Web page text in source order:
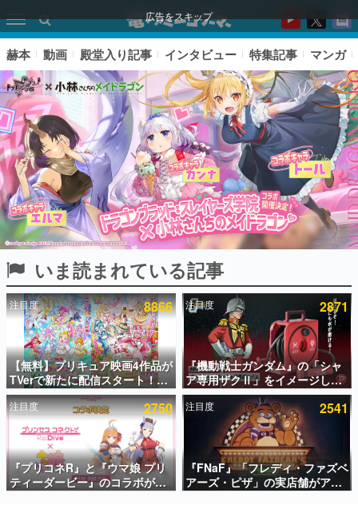
広告をスキップ
ピックアップ
電ファミのいま読まれている記事ランキング
アプリセール情報
インタビュー
連載・特集一覧
殿堂入り記事
SNS拡散数が数千以上！ ページビュー数万以上！ などな
ど。多くの人々に読まれた、電ファミ渾身の“殿堂入り”記
事をまとめました。
赫本 動画 殿堂入り記事 インタビュー 特集記事 マンガ
いま読まれている記事
注目度 8866
【無料】プリキュア映画4作品が
TVerで新たに配信スタート！な
んと2018年～2024年の映画ほぼ
すべてが見放題に、ぶっちゃけ
ありえないラインナップ
注目度 2871
『機動戦士ガンダム』の「シャ
ア専用ザクⅡ」をイメージした
散水ホースリールが予約開始。
本体にはシャアのパーソナルマ
ークやジオン公国軍のエンブレ
ム、型式番号などを配置
注目度 2750
『プリコネR』と『ウマ娘 プリ
ティーダービー』のコラボが決
定！“最大170連無料”の8.5周年
注目度 2541
『FNaF』「フレディ・ファズベ
アーズ・ピザ」の実店舗がアメ
リカの商業施設「American